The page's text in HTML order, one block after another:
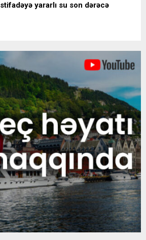
yararlı su son dərəcə